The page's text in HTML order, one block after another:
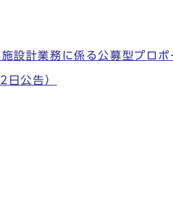
設計業務に係る公募型プロポ
公告）